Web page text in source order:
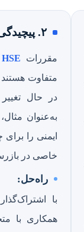
۲. پیچیدگی‌های رعایت قوانین
مقررات HSE
متفاوت
در حال
به‌عنوان
ایمنی را برای
خاصی در
راه‌حل:
با
همکاری با